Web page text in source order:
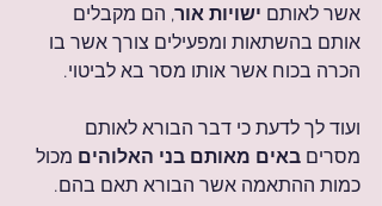
אשר לאותם ישויות אור, הם מקבלים
אותם בהשתאות ומפעילים צורך אשר בו
הכרה בכוח אשר אותו מסר בא לביטוי.
ועוד לך לדעת כי דבר הבורא לאותם
מסרים באים מאותם בני האלוהים מכול
כמות ההתאמה אשר הבורא תאם בהם.